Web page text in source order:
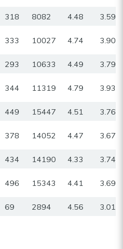
318 8082 4.48 3.59
333 10027 4.74 3.90
293 10633 4.49 3.79
344 11319 4.79 3.93
449 15447 4.51 3.76
378 14052 4.47 3.67
434 14190 4.33 3.74
496 15343 4.41 3.69
69 2894 4.56 3.01